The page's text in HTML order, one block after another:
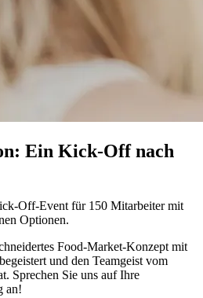
Ein Kick-Off nach
Off-Event für 150 Mitarbeiter mit
Optionen.
Food-Market-Konzept mit
und den Teamgeist vom
Sprechen Sie uns auf Ihre
an!